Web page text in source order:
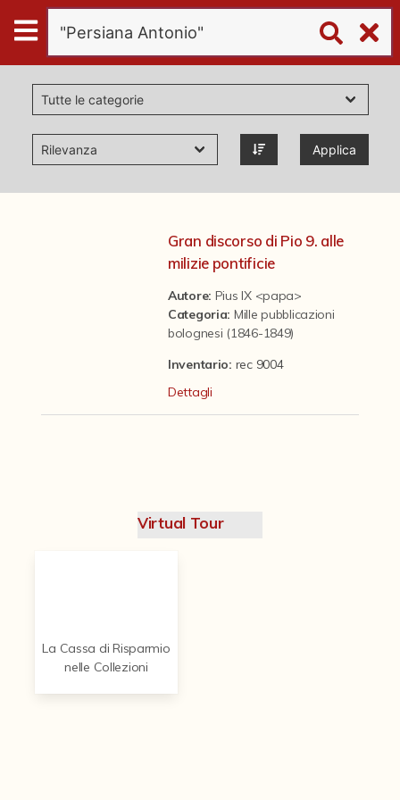
Digital
Humanities
Donazioni
Pubblicazioni
Il progetto Digital Humanities
Applica
Gran discorso di Pio 9. alle
milizie pontificie
Autore: Pius IX <papa>
Categoria: Mille pubblicazioni
bolognesi (1846-1849)
Inventario: rec 9004
Dettagli
Virtual Tour
La Cassa di Risparmio
nelle Collezioni